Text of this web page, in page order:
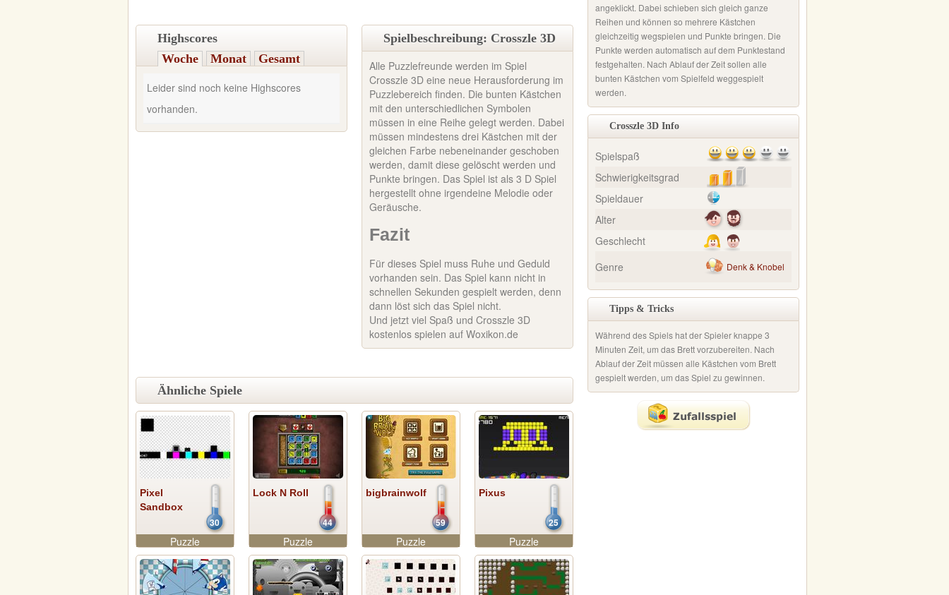
angeklickt. Dabei schieben sich gleich ganze
Reihen und können so mehrere Kästchen
gleichzeitig wegspielen und Punkte bringen. Die
Punkte werden automatisch auf dem Punktestand
festgehalten. Nach Ablauf der Zeit sollen alle
bunten Kästchen vom Spielfeld weggespielt
werden.
Crosszle 3D Info
Spielspaß
Schwierigkeitsgrad
Spieldauer
Alter
Geschlecht
Genre
Denk & Knobel
Tipps & Tricks
Während des Spiels hat der Spieler knappe 3
Minuten Zeit, um das Brett vorzubereiten. Nach
Ablauf der Zeit müssen alle Kästchen vom Brett
gespielt werden, um das Spiel zu gewinnen.
Highscores
Woche
Monat Gesamt
Leider sind noch keine Highscores
vorhanden.
Spielbeschreibung: Crosszle 3D
Alle Puzzlefreunde werden im Spiel
Crosszle 3D eine neue Herausforderung im
Puzzlebereich finden. Die bunten Kästchen
mit den unterschiedlichen Symbolen
müssen in eine Reihe gelegt werden. Dabei
müssen mindestens drei Kästchen mit der
gleichen Farbe nebeneinander geschoben
werden, damit diese gelöscht werden und
Punkte bringen. Das Spiel ist als 3 D Spiel
hergestellt ohne irgendeine Melodie oder
Geräusche.
Fazit
Für dieses Spiel muss Ruhe und Geduld
vorhanden sein. Das Spiel kann nicht in
schnellen Sekunden gespielt werden, denn
dann löst sich das Spiel nicht.
Und jetzt viel Spaß und Crosszle 3D
kostenlos spielen auf Woxikon.de
Ähnliche Spiele
Pixel
Sandbox
30
Puzzle
Lock N Roll
44
Puzzle
bigbrainwolf
59
Puzzle
Pixus
25
Puzzle